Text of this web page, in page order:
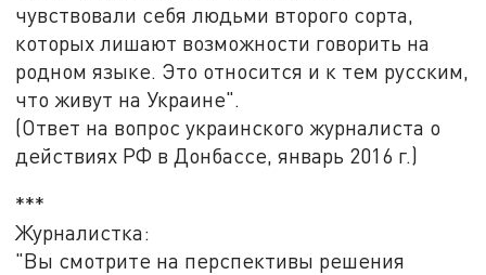
чувствовали себя людьми второго сорта,
которых лишают возможности говорить на
родном языке. Это относится и к тем русским,
что живут на Украине".
(Ответ на вопрос украинского журналиста о
действиях РФ в Донбассе, январь 2016 г.)
***
Журналистка:
"Вы смотрите на перспективы решения